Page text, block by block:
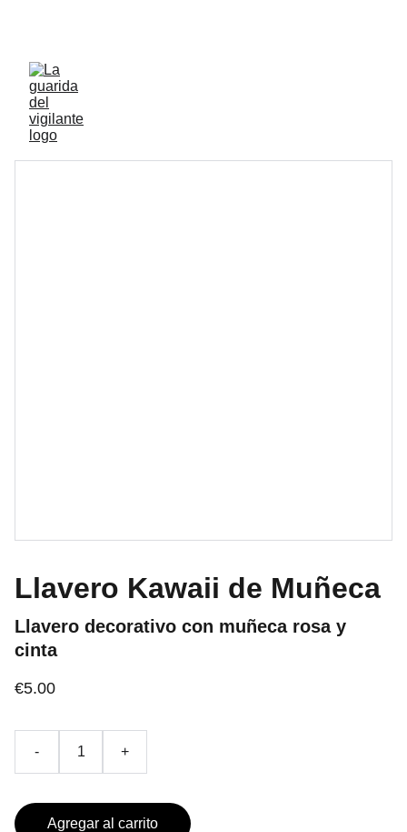
Llavero Kawaii de Muñeca
Llavero decorativo con muñeca rosa y
cinta
€5.00
- +
Agregar al carrito